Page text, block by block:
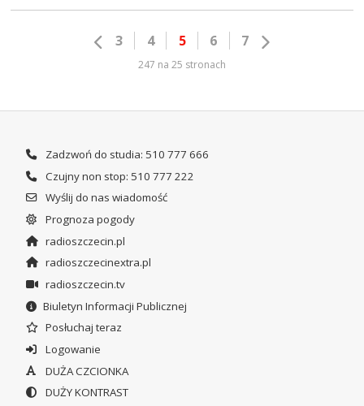
3 4 5 6 7
247 na 25 stronach
Zadzwoń do studia: 510 777 666
Czujny non stop: 510 777 222
Wyślij do nas wiadomość
Prognoza pogody
radioszczecin.pl
radioszczecinextra.pl
radioszczecin.tv
Biuletyn Informacji Publicznej
Posłuchaj teraz
Logowanie
DUŻA CZCIONKA
DUŻY KONTRAST